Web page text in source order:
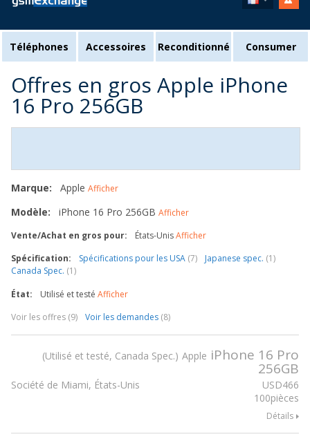
Téléphones Accessoires Reconditionné Consumer
Offres en gros Apple iPhone
16 Pro 256GB
Marque: Apple Afficher
Modèle: iPhone 16 Pro 256GB Afficher
Vente/Achat en gros pour:
États-UnisAfficher
Spécification:
Spécifications pour les USA (7) Japanese spec. (1)
Canada Spec. (1)
État:
Utilisé et testé Afficher
Voir les offres (9)
Voir les demandes (8)
Utilisé et testé, Canada Spec. Apple iPhone 16 Pro
256GB
USD466
100pièces
Société de Miami, États-Unis
Détails